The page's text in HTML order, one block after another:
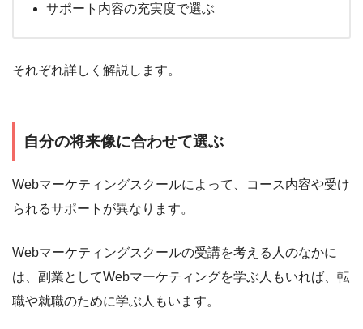
サポート内容の充実度で選ぶ
それぞれ詳しく解説します。
自分の将来像に合わせて選ぶ
Webマーケティングスクールによって、コース内容や受け
られるサポートが異なります。
Webマーケティングスクールの受講を考える人のなかに
は、副業としてWebマーケティングを学ぶ人もいれば、転
職や就職のために学ぶ人もいます。